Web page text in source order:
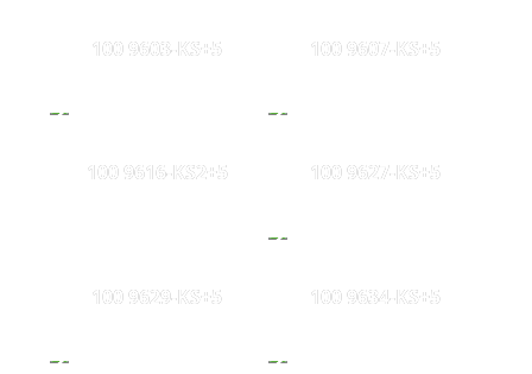
100 9603-KS+5 100 9607-KS+5
100 9616-KS2+5 100 9627-KS+5
100 9629-KS+5 100 9634-KS+5